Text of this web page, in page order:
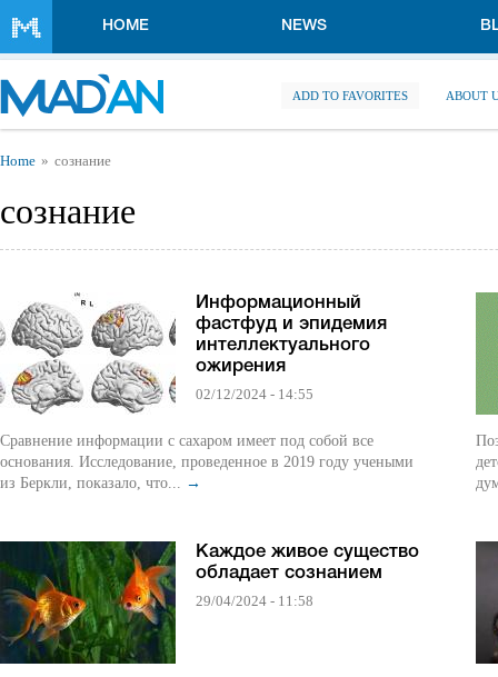
HOME NEWS
ADD TO FAVORITES ABOUT
You are here
Home сознание
сознание
Информационный
фастфуд и эпидемия
интеллектуального
ожирения
02/12/2024 - 14:55
Сравнение информации с сахаром имеет под собой все
основания. Исследование, проведенное в 2019 году учеными
из Беркли, показало, что... →
Каждое живое существо
обладает сознанием
29/04/2024 - 11:58